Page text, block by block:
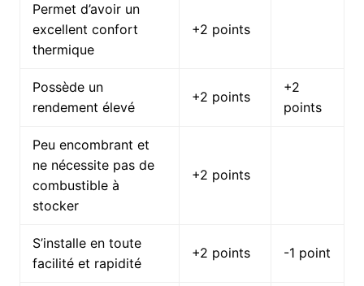
Permet d’avoir un
excellent confort
thermique
+2 points
Possède un
rendement élevé
+2 points
+2
points
Peu encombrant et
ne nécessite pas de
combustible à
stocker
+2 points
S’installe en toute
facilité et rapidité
+2 points -1 point